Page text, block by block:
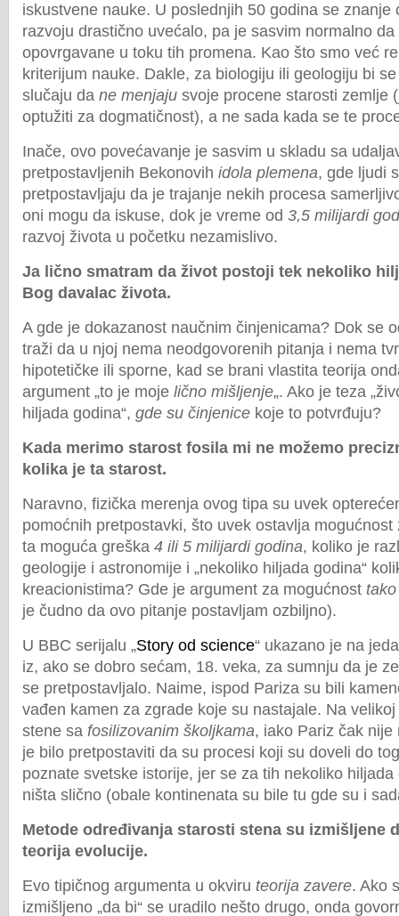
iskustvene nauke. U poslednjih 50 godina se znanje
razvoju drastično uvećalo, pa je sasvim normalno
opovrgavane u toku tih promena. Kao što smo već
kriterijum nauke. Dakle, za biologiju ili geologiju bi
slučaju da ne menjaju svoje procene starosti zemlje
optužiti za dogmatičnost), a ne sada kada se te
Inače, ovo povećavanje je sasvim u skladu sa
pretpostavljenih Bekonovih idola plemena, gde ljudi
pretpostavljaju da je trajanje nekih procesa
oni mogu da iskuse, dok je vreme od 3,5 milijardi
razvoj života u početku nezamislivo.
Ja lično smatram da život postoji tek nekoliko
Bog davalac života.
A gde je dokazanost naučnim činjenicama? Dok se
traži da u njoj nema neodgovorenih pitanja i nema
hipotetičke ili sporne, kad se brani vlastita teorija
argument „to je moje lično mišljenje„. Ako je teza
hiljada godina“, gde su činjenice koje to potvrđuju?
Kada merimo starost fosila mi ne možemo
kolika je ta starost.
Naravno, fizička merenja ovog tipa su uvek
pomoćnih pretpostavki, što uvek ostavlja mogućnost
ta moguća greška 4 ili 5 milijardi godina, koliko je
geologije i astronomije i „nekoliko hiljada godina“
kreacionistima? Gde je argument za mogućnost
je čudno da ovo pitanje postavljam ozbiljno).
U BBC serijalu „Story od science“ ukazano je na
iz, ako se dobro sećam, 18. veka, za sumnju da je
se pretpostavljalo. Naime, ispod Pariza su bili
vađen kamen za zgrade koje su nastajale. Na
stene sa fosilizovanim školjkama, iako Pariz čak
je bilo pretpostaviti da su procesi koji su doveli do
poznate svetske istorije, jer se za tih nekoliko
ništa slično (obale kontinenata su bile tu gde su i
Metode određivanja starosti stena su izmišljene
teorija evolucije.
Evo tipičnog argumenta u okviru teorija zavere. Ako
izmišljeno „da bi“ se uradilo nešto drugo, onda